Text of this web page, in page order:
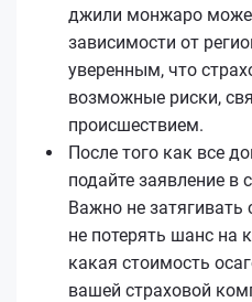
джили монжаро
зависимости от
уверенным, что
возможные риски,
происшествием.
После того как все
подайте заявление
Важно не затягивать
не потерять шанс на
какая стоимость
вашей страховой